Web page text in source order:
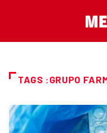
TAGS :GRUPO